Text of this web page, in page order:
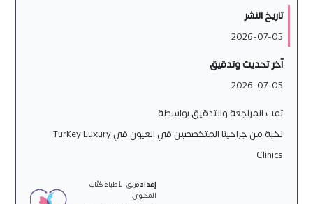
تاريخ النشر
2026-07-05
آخر تحديث وتدقيق
2026-07-05
تمت المراجعة والتدقيق بواسطة
نخبة من جراحينا المتخصصين في العيون في Turkey Luxury
Clinics
إعدادفريق الأطباء كُتّاب
المحتوى.